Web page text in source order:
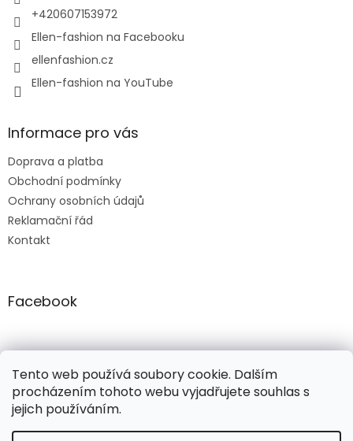
Tento web používá soubory cookie. Dalším
procházením tohoto webu vyjadřujete souhlas s
jejich používáním.
+420607153972
Ellen-fashion na Facebooku
ellenfashion.cz
Ellen-fashion na YouTube
Informace pro vás
Doprava a platba
Obchodní podmínky
Ochrany osobních údajů
Reklamační řád
Kontakt
Facebook